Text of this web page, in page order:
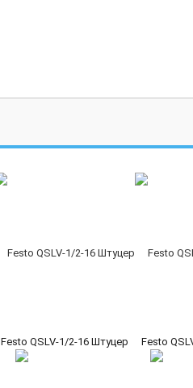
Festo QSLV-1/2-16 Штуцер Festo